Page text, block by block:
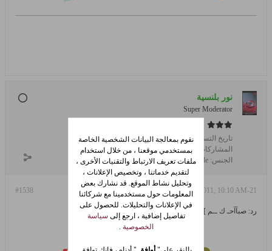
نور بلنسية
Super Moderator
تاريخ التسجيل: Dec 2008
المشاركات:
14989
الجنس: female
#1538 21-Jul-2011, 10:10 AM
رد: صبآآحـ ك ــم ][ و][ مســآئكــم..~ من هنا
نقوم بمعالجة البيانات الشخصية الخاصة
بمستخدمي موقعنا ، من خلال استخدام
ملفات تعريف الارتباط والتقنيات الأخرى ،
لتقديم خدماتنا ، وتخصيص الإعلانات ،
وتحليل نشاط الموقع. قد نشارك بعض
المعلومات حول مستخدمينا مع شركائنا
في الإعلانات والتحليلات. للحصول على
تفاصيل إضافية ، ارجع إلى سياسة
الخصوصية .